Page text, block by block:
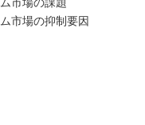
市場の抑制要因